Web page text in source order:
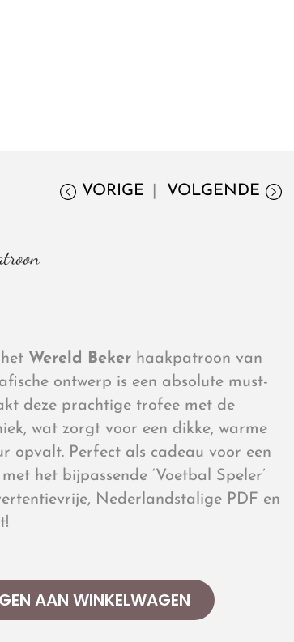
VORIGE VOLGENDE
Wereld Beker haakpatroon van
ontwerp is een absolute must-
deze prachtige trofee met de
wat zorgt voor een dikke, warme
opvalt. Perfect als cadeau voor een
het bijpassende ‘Voetbal Speler’
Nederlandstalige PDF en
AAN WINKELWAGEN